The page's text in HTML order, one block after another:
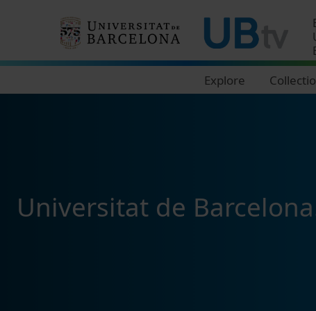
Explore
Universitat de